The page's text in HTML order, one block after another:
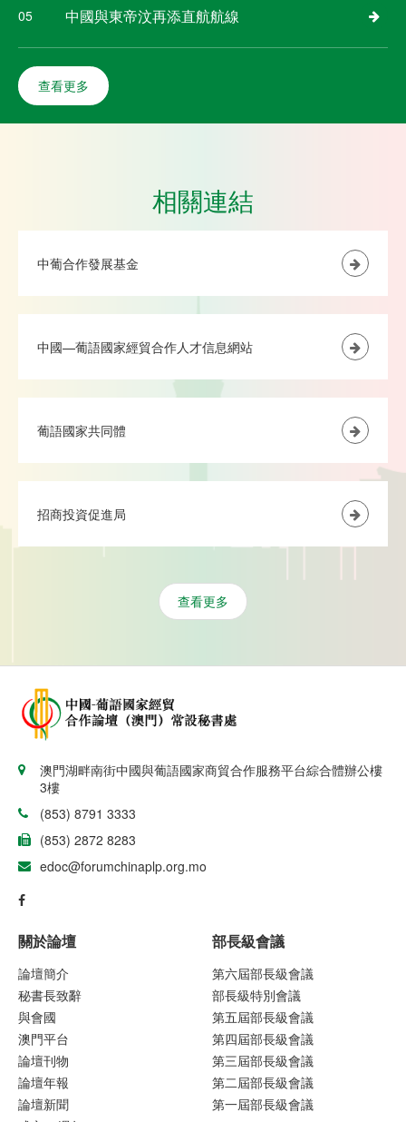
05 中國與東帝汶再添直航航線
查看更多
相關連結
中葡合作發展基金
中國—葡語國家經貿合作人才信息網站
葡語國家共同體
招商投資促進局
查看更多
澳門湖畔南街中國與葡語國家商貿合作服務平台綜合體辦公樓
3樓
(853) 8791 3333
(853) 2872 8283
edoc@forumchinaplp.org.mo
關於論壇
論壇簡介
秘書長致辭
與會國
澳門平台
論壇刊物
論壇年報
論壇新聞
部長級會議
第六屆部長級會議
部長級特別會議
第五屆部長級會議
第四屆部長級會議
第三屆部長級會議
第二屆部長級會議
第一屆部長級會議